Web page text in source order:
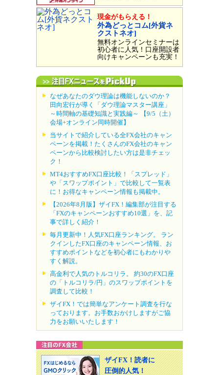
現金がもらえる！
外為どっとコム[外貨ネ
クストネオ]
無料オンラインセミナーは
初心者に人気！口座開設者
向けキャンペーンも充実！
なぜあなたのダウ理論は機能しないのか？
田向宏行が導く「ダウ理論マスター講座」
～時間軸の基礎知識と実践編～ 【9/5（土）
会場+オンライン同時開催】
当サイトで紹介している全FX会社のキャン
ペーンを掲載！たくさんのFX会社のキャン
ペーンから比較検討したい方は是非チェッ
ク！
MT4おすすめFX口座比較！「スプレッド」
や「スワップポイント」で比較して一覧表
に！お得なキャンペーン情報も掲載中。
【2026年8月版】ザイFX！編集部が注目する
「FXのキャンペーンおすすめ10選」を、記
事で詳しく紹介！
毎月更新中！人気FX口座ランキング。 ラン
クインしたFX口座のキャンペーン情報、お
すすめポイントなどを初心者にもわかりや
すく解説。
高金利で人気のトルコリラ。 約30のFX口座
の「トルコリラ/円」のスワップポイントを
調査して比較！
ザイFX！では簡単なアンケート調査を行な
っております。お手数おかけしますがご協
力をお願いいたします！
ザイFX！読者に
圧倒的人気！